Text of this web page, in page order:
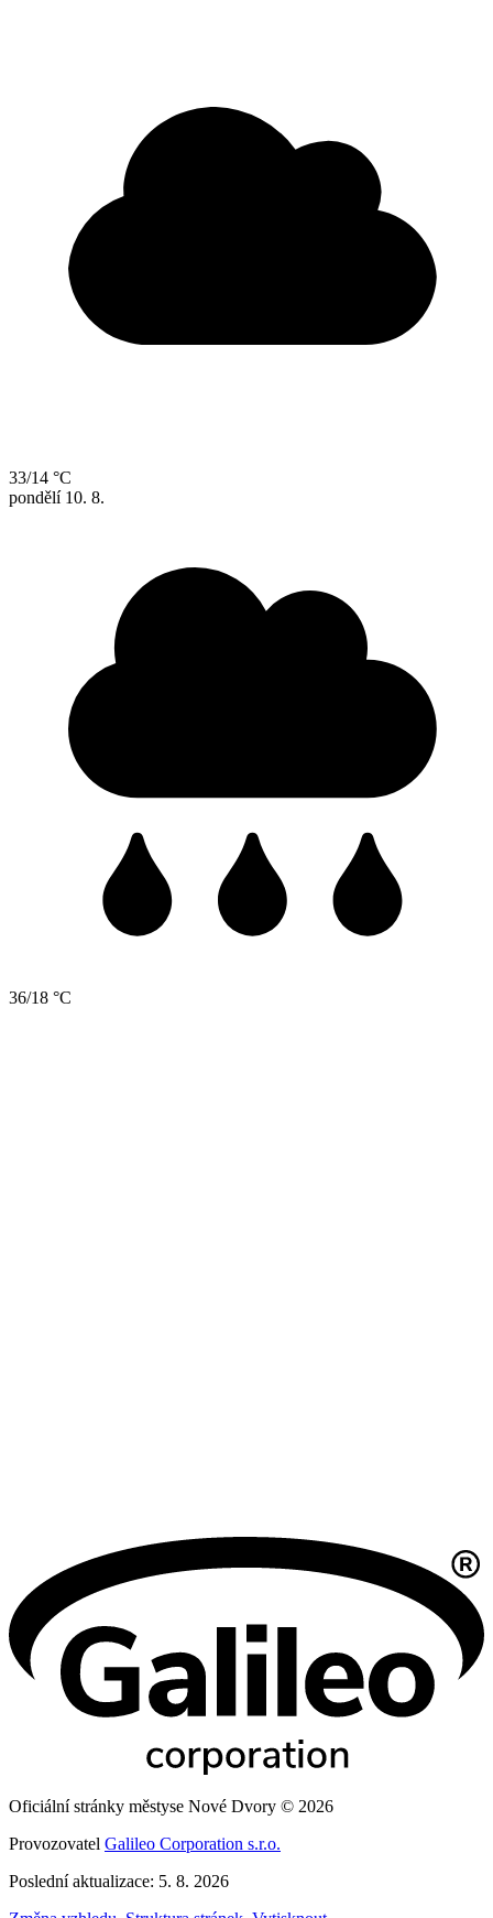
33/14 °C
pondělí 10. 8.
36/18 °C
Oficiální stránky městyse Nové Dvory © 2026
Provozovatel Galileo Corporation s.r.o.
Poslední aktualizace: 5. 8. 2026